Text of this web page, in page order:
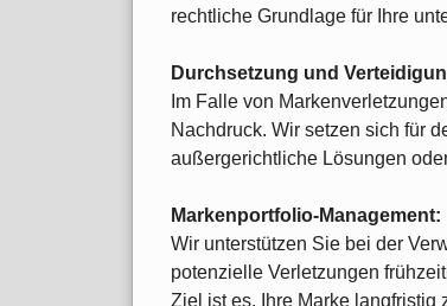
rechtliche Grundlage für Ihre
Durchsetzung und
Im Falle von
Nachdruck. Wir setzen sich für
außergerichtliche Lösungen
Markenportfolio-Management:
Wir unterstützen Sie bei der
potenzielle Verletzungen
Ziel ist es, Ihre Marke langfristig